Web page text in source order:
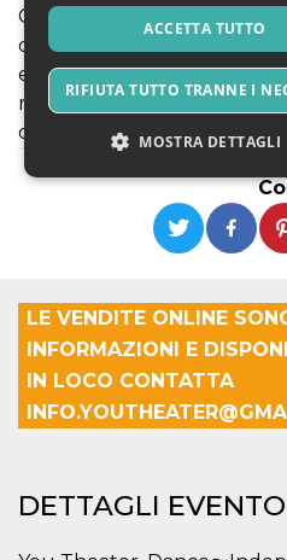
Con umorismo e
discussione ciò che plasma
e corpi: l’uso dei bias
realizzazione personale e la
dell’indottrinamento.
LE VENDITE ONLINE
INFORMAZIONI E
IN LOCO CONTATTA
DETTAGLI EVENTO
ACCETTA TUTTO
RIFIUTA TUTTO TRANNE I
MOSTRA DETTAGLI
Necessari Marketing
servizi qui presenti non potranno
senza.
Nome
Dominio
cf_clearance